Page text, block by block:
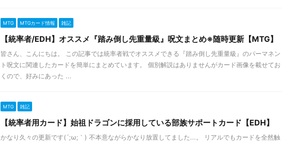
MTG MTGカード情報 雑記
【統率者/EDH】オススメ『踏み倒し先重量級』呪文まとめ※随時更新【MTG】
皆さん、こんにちは。 この記事では統率者戦でオススメできる『踏み倒し先重量級』のパーマネン
ト呪文に関連したカードを簡単にまとめています。 個別解説はありませんがカード画像を載せてお
くので、好みにあった ...
MTG 雑記
【統率者用カード】始祖ドラゴンに採用している部族サポートカード【EDH】
かなり久々の更新です(´;ω;｀) 不本意ながらかなり放置してました...。 リアルでもカードを全然触